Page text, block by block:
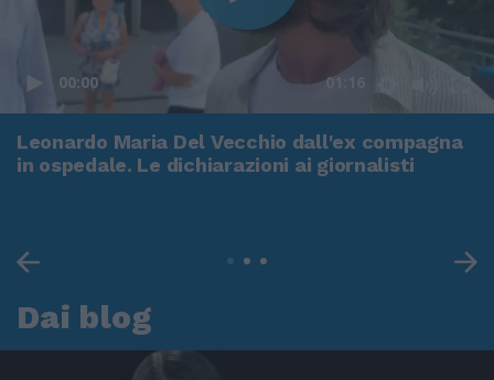
00:00 01:16
Leonardo Maria Del Vecchio dall'ex compagna
in ospedale. Le dichiarazioni ai giornalisti
Dai blog